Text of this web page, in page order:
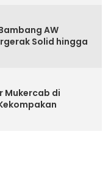
AW
Solid hingga
Mukercab di